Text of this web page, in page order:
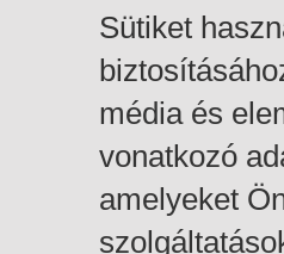
Sütiket
média és
vonatkozó
amelyeket